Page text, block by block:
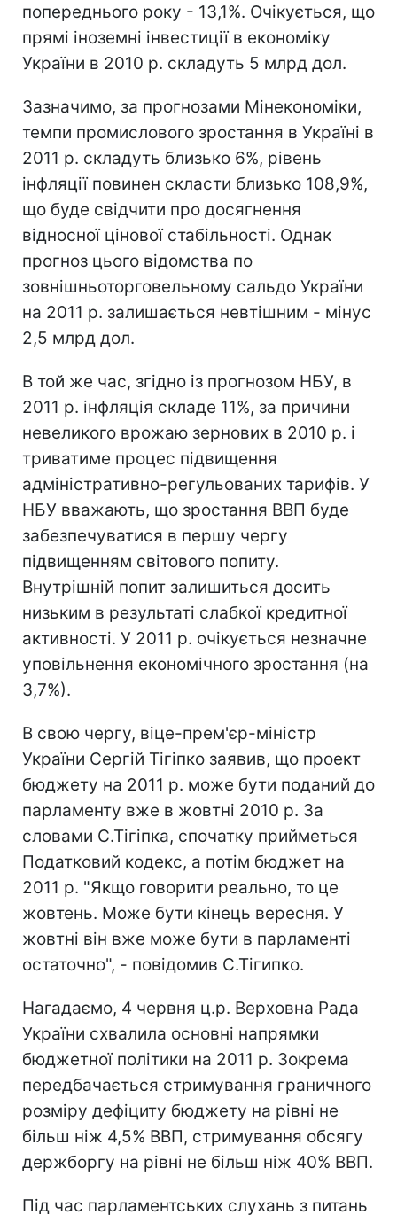
попереднього року - 13,1%. Очікується, що
прямі іноземні інвестиції в економіку
України в 2010 р. складуть 5 млрд дол.
Зазначимо, за прогнозами Мінекономіки,
темпи промислового зростання в Україні в
2011 р. складуть близько 6%, рівень
інфляції повинен скласти близько 108,9%,
що буде свідчити про досягнення
відносної цінової стабільності. Однак
прогноз цього відомства по
зовнішньоторговельному сальдо України
на 2011 р. залишається невтішним - мінус
2,5 млрд дол.
В той же час, згідно із прогнозом НБУ, в
2011 р. інфляція складе 11%, за причини
невеликого врожаю зернових в 2010 р. і
триватиме процес підвищення
адміністративно-регульованих тарифів. У
НБУ вважають, що зростання ВВП буде
забезпечуватися в першу чергу
підвищенням світового попиту.
Внутрішній попит залишиться досить
низьким в результаті слабкої кредитної
активності. У 2011 р. очікується незначне
уповільнення економічного зростання (на
3,7%).
В свою чергу, віце-прем'єр-міністр
України Сергій Тігіпко заявив, що проект
бюджету на 2011 р. може бути поданий до
парламенту вже в жовтні 2010 р. За
словами С.Тігіпка, спочатку прийметься
Податковий кодекс, а потім бюджет на
2011 р. "Якщо говорити реально, то це
жовтень. Може бути кінець вересня. У
жовтні він вже може бути в парламенті
остаточно", - повідомив С.Тігипко.
Нагадаємо, 4 червня ц.р. Верховна Рада
України схвалила основні напрямки
бюджетної політики на 2011 р. Зокрема
передбачається стримування граничного
розміру дефіциту бюджету на рівні не
більш ніж 4,5% ВВП, стримування обсягу
держборгу на рівні не більш ніж 40% ВВП.
Під час парламентських слухань з питань